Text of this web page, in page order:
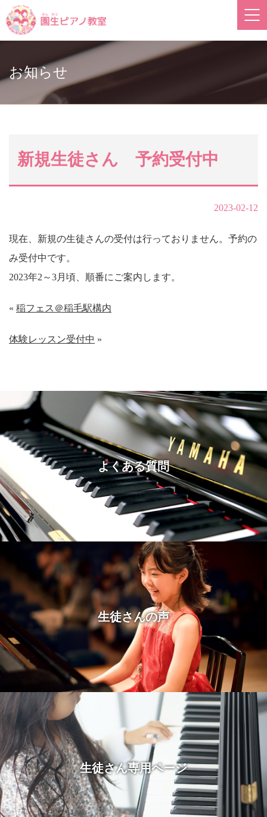
お知らせ
新規生徒さん 予約受付中
2023-02-12
現在、新規の生徒さんの受付は行っておりません。予約の
み受付中です。
2023年2～3月頃、順番にご案内します。
« 稲フェス＠稲毛駅構内
体験レッスン受付中 »
よくある質問
生徒さんの声
生徒さん専用ページ